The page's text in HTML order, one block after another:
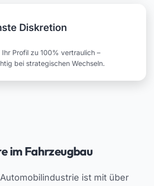
Diskretion
Profil zu 100% vertraulich –
bei strategischen Wechseln.
im Fahrzeugbau
ist mit über